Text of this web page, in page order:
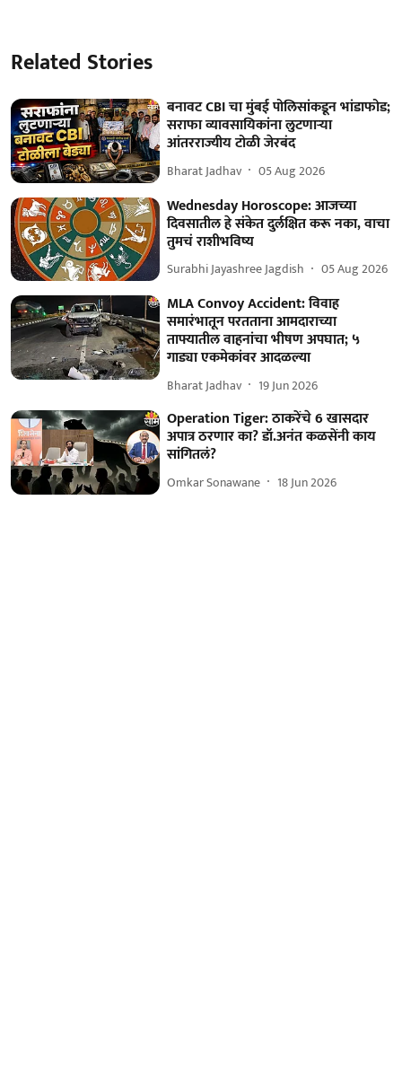
Related Stories
बनावट CBI चा मुंबई पोलिसांकडून भांडाफोड;
सराफा व्यावसायिकांना लुटणाऱ्या
आंतरराज्यीय टोळी जेरबंद
Bharat Jadhav 05 Aug 2026
Wednesday Horoscope: आजच्या
दिवसातील हे संकेत दुर्लक्षित करू नका, वाचा
तुमचं राशीभविष्य
Surabhi Jayashree Jagdish 05 Aug 2026
MLA Convoy Accident: विवाह
समारंभातून परतताना आमदाराच्या
ताफ्यातील वाहनांचा भीषण अपघात; ५
गाड्या एकमेकांवर आदळल्या
Bharat Jadhav 19 Jun 2026
Operation Tiger: ठाकरेंचे 6 खासदार
अपात्र ठरणार का? डॉ.अनंत कळसेंनी काय
सांगितलं?
Omkar Sonawane 18 Jun 2026